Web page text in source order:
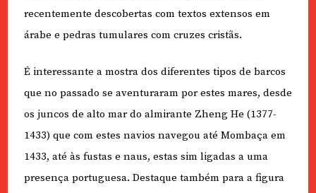
recentemente descobertas com textos extensos em
árabe e pedras tumulares com cruzes cristãs.
É interessante a mostra dos diferentes tipos de barcos
que no passado se aventuraram por estes mares, desde
os juncos de alto mar do almirante Zheng He (1377-
1433) que com estes navios navegou até Mombaça em
1433, até às fustas e naus, estas sim ligadas a uma
presença portuguesa. Destaque também para a figura